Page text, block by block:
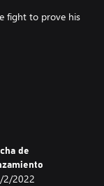
fight to prove his
de
2/2022